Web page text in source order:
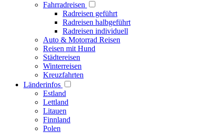
Fahrradreisen
Radreisen geführt
Radreisen halbgeführt
Radreisen individuell
Auto & Motorrad Reisen
Reisen mit Hund
Städtereisen
Winterreisen
Kreuzfahrten
Länderinfos
Estland
Lettland
Litauen
Finnland
Polen